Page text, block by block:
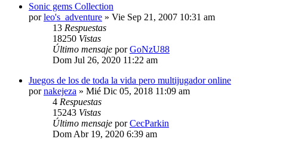
Sonic gems Collection
porleo's_adventure » Vie Sep 21, 2007 10:31 am
13 Respuestas
18250 Vistas
Último mensaje porGoNzU88
Dom Jul 26, 2020 11:22 am
Juegos de los de toda la vida pero multijugador online
pornakejeza » Mié Dic 05, 2018 11:09 am
4 Respuestas
15243 Vistas
Último mensaje porCecParkin
Dom Abr 19, 2020 6:39 am